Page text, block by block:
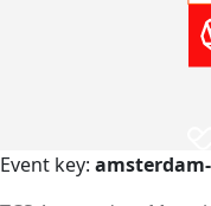
Event key: